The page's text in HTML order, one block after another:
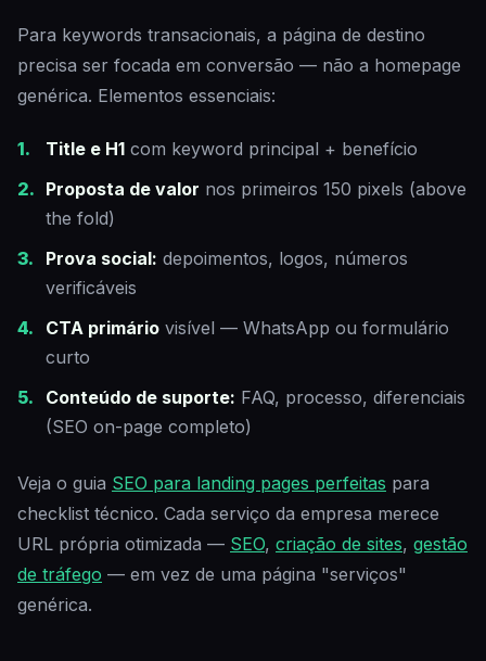
Para keywords transacionais, a página de destino
precisa ser focada em conversão — não a homepage
genérica. Elementos essenciais:
Title e H1 com keyword principal + benefício
Proposta de valor nos primeiros 150 pixels (above
the fold)
Prova social: depoimentos, logos, números
verificáveis
CTA primário visível — WhatsApp ou formulário
curto
Conteúdo de suporte: FAQ, processo, diferenciais
(SEO on-page completo)
Veja o guia SEO para landing pages perfeitas para
checklist técnico. Cada serviço da empresa merece
URL própria otimizada — SEO, criação de sites, gestão
de tráfego — em vez de uma página "serviços"
genérica.